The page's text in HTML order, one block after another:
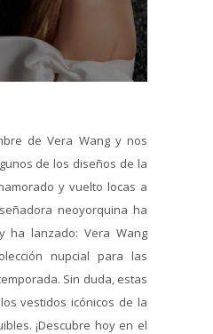
de Vera Wang y nos
de los diseños de la
y vuelto locas a
neoyorquina ha
ha lanzado: Vera Wang
nupcial para las
Sin duda, estas
vestidos icónicos de la
¡Descubre hoy en el